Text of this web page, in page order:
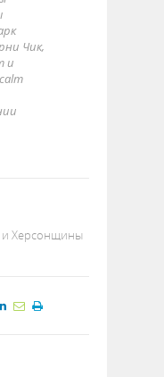
Чик,
и
Херсонщины